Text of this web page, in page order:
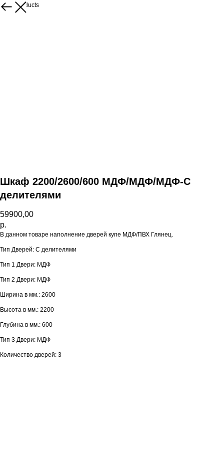
More products
Шкаф 2200/2600/600 МДФ/МДФ/МДФ-С
делителями
59900,00
р.
В данном товаре наполнение дверей купе МДФ/ПВХ Глянец.
Тип Дверей: С делителями
Тип 1 Двери: МДФ
Тип 2 Двери: МДФ
Ширина в мм.: 2600
Высота в мм.: 2200
Глубина в мм.: 600
Тип 3 Двери: МДФ
Количество дверей: 3